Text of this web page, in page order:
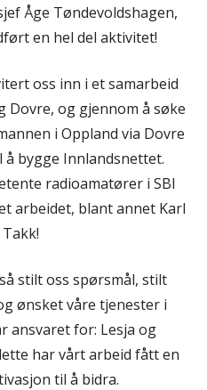
Åge Tøndevoldshagen,
en hel del aktivitet!
oss inn i et samarbeid
Dovre, og gjennom å søke
i Oppland via Dovre
bygge Innlandsnettet.
radioamatører i SBI
arbeidet, blant annet Karl
stilt oss spørsmål, stilt
ønsket våre tjenester i
ansvaret for: Lesja og
har vårt arbeid fått en
til å bidra.